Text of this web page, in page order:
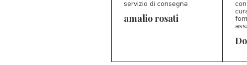
servizio di consegna
amalio rosati
D*